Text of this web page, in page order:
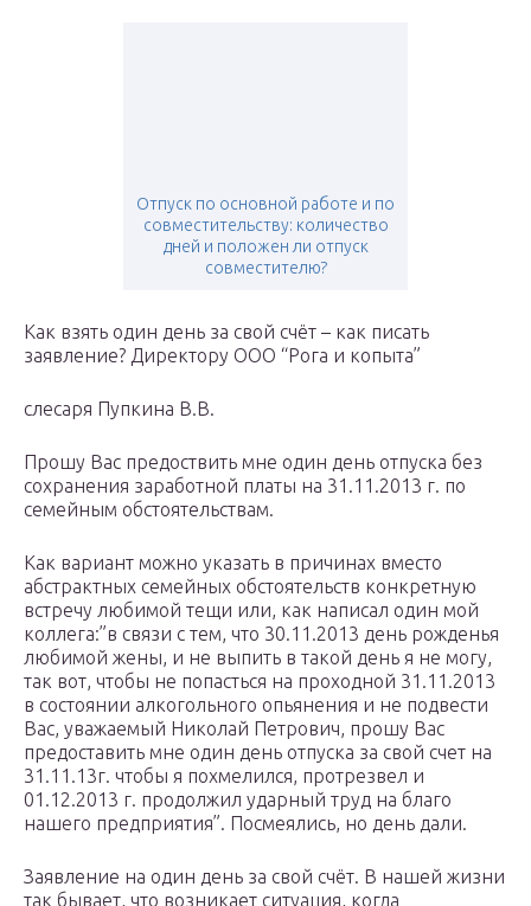
Отпуск по основной работе и по
совместительству: количество
дней и положен ли отпуск
совместителю?
Как взять один день за свой счёт – как писать
заявление? Директору ООО “Рога и копыта”
слесаря Пупкина В.В.
Прошу Вас предоствить мне один день отпуска без
сохранения заработной платы на 31.11.2013 г. по
семейным обстоятельствам.
Как вариант можно указать в причинах вместо
абстрактных семейных обстоятельств конкретную
встречу любимой тещи или, как написал один мой
коллега:”в связи с тем, что 30.11.2013 день рожденья
любимой жены, и не выпить в такой день я не могу,
так вот, чтобы не попасться на проходной 31.11.2013
в состоянии алкогольного опьянения и не подвести
Вас, уважаемый Николай Петрович, прошу Вас
предоставить мне один день отпуска за свой счет на
31.11.13г. чтобы я похмелился, протрезвел и
01.12.2013 г. продолжил ударный труд на благо
нашего предприятия”. Посмеялись, но день дали.
Заявление на один день за свой счёт. В нашей жизни
так бывает, что возникает ситуация, когда